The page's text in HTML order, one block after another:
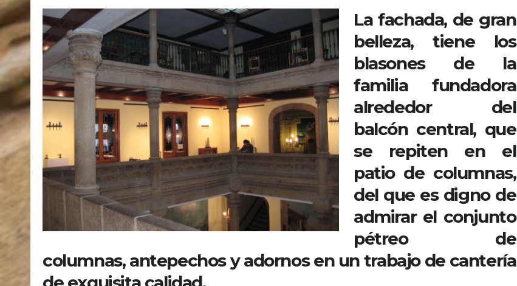
La fachada, de gran
belleza, tiene los
blasones de la
familia fundadora
alrededor del
balcón central, que
se repiten en el
patio de columnas,
del que es digno de
admirar el conjunto
pétreo de
columnas, antepechos y adornos en un trabajo de cantería